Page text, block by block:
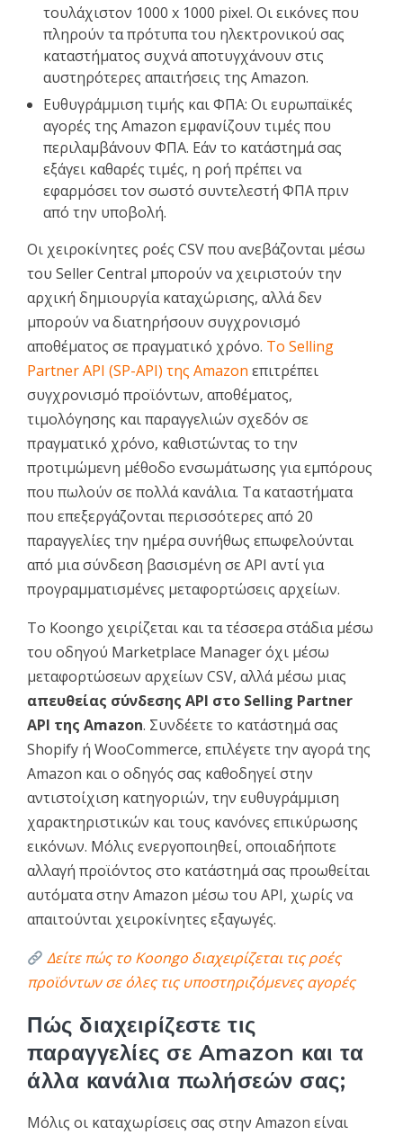
τουλάχιστον 1000 x 1000 pixel. Οι εικόνες που
πληρούν τα πρότυπα του ηλεκτρονικού σας
καταστήματος συχνά αποτυγχάνουν στις
αυστηρότερες απαιτήσεις της Amazon.
Ευθυγράμμιση τιμής και ΦΠΑ: Οι ευρωπαϊκές
αγορές της Amazon εμφανίζουν τιμές που
περιλαμβάνουν ΦΠΑ. Εάν το κατάστημά σας
εξάγει καθαρές τιμές, η ροή πρέπει να
εφαρμόσει τον σωστό συντελεστή ΦΠΑ πριν
από την υποβολή.
Οι χειροκίνητες ροές CSV που ανεβάζονται μέσω
του Seller Central μπορούν να χειριστούν την
αρχική δημιουργία καταχώρισης, αλλά δεν
μπορούν να διατηρήσουν συγχρονισμό
αποθέματος σε πραγματικό χρόνο. Το Selling
Partner API (SP-API) της Amazon επιτρέπει
συγχρονισμό προϊόντων, αποθέματος,
τιμολόγησης και παραγγελιών σχεδόν σε
πραγματικό χρόνο, καθιστώντας το την
προτιμώμενη μέθοδο ενσωμάτωσης για εμπόρους
που πωλούν σε πολλά κανάλια. Τα καταστήματα
που επεξεργάζονται περισσότερες από 20
παραγγελίες την ημέρα συνήθως επωφελούνται
από μια σύνδεση βασισμένη σε API αντί για
προγραμματισμένες μεταφορτώσεις αρχείων.
Το Koongo χειρίζεται και τα τέσσερα στάδια μέσω
του οδηγού Marketplace Manager όχι μέσω
μεταφορτώσεων αρχείων CSV, αλλά μέσω μιας
απευθείας σύνδεσης API στο Selling Partner
API της Amazon. Συνδέετε το κατάστημά σας
Shopify ή WooCommerce, επιλέγετε την αγορά της
Amazon και ο οδηγός σας καθοδηγεί στην
αντιστοίχιση κατηγοριών, την ευθυγράμμιση
χαρακτηριστικών και τους κανόνες επικύρωσης
εικόνων. Μόλις ενεργοποιηθεί, οποιαδήποτε
αλλαγή προϊόντος στο κατάστημά σας προωθείται
αυτόματα στην Amazon μέσω του API, χωρίς να
απαιτούνται χειροκίνητες εξαγωγές.
Δείτε πώς το Koongo διαχειρίζεται τις ροές
προϊόντων σε όλες τις υποστηριζόμενες αγορές
Πώς διαχειρίζεστε τις
παραγγελίες σε Amazon και τα
άλλα κανάλια πωλήσεών σας;
Μόλις οι καταχωρίσεις σας στην Amazon είναι